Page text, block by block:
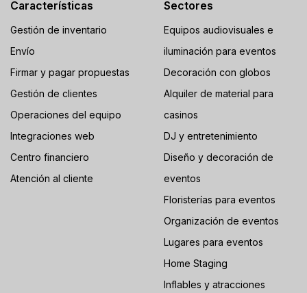
Características
Gestión de inventario
Envío
Firmar y pagar propuestas
Gestión de clientes
Operaciones del equipo
Integraciones web
Centro financiero
Atención al cliente
Sectores
Equipos audiovisuales e
iluminación para eventos
Decoración con globos
Alquiler de material para
casinos
DJ y entretenimiento
Diseño y decoración de
eventos
Floristerías para eventos
Organización de eventos
Lugares para eventos
Home Staging
Inflables y atracciones